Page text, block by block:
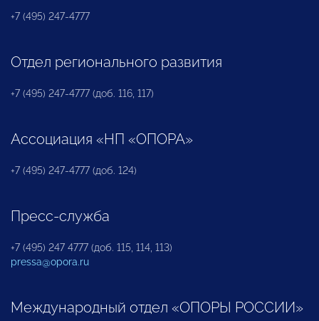
+7 (495) 247-4777
Отдел регионального развития
+7 (495) 247-4777 (доб. 116, 117)
Ассоциация «НП «ОПОРА»
+7 (495) 247-4777 (доб. 124)
Пресс-служба
+7 (495) 247 4777 (доб. 115, 114, 113)
pressa@opora.ru
Международный отдел «ОПОРЫ РОССИИ»